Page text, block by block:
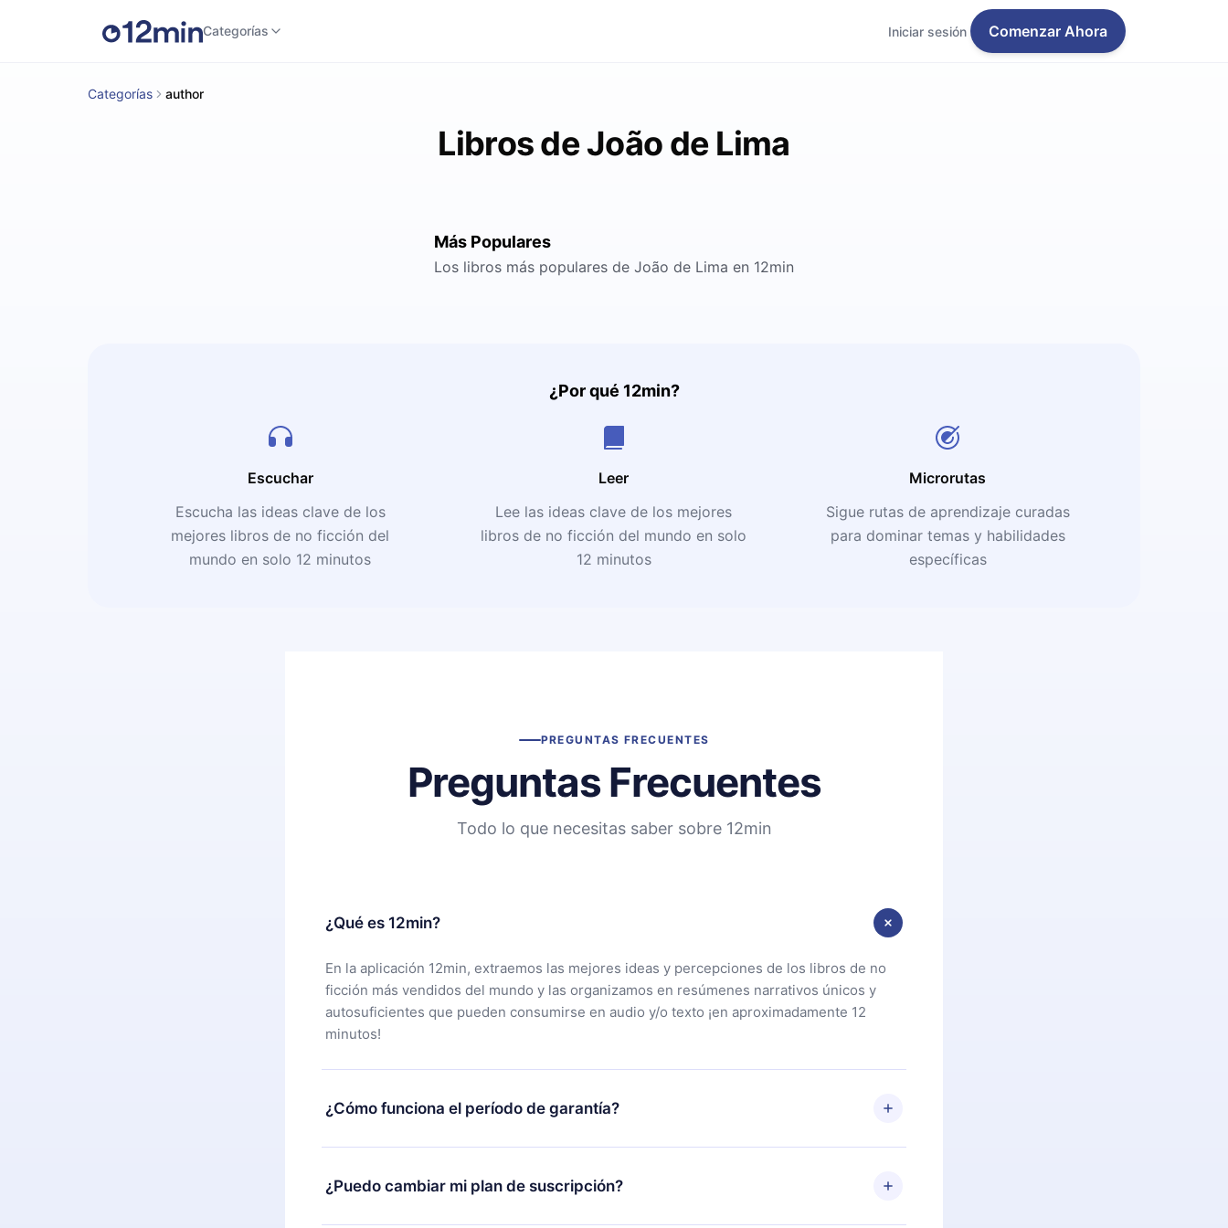
Categorías Iniciar sesión Comenzar Ahora
Categorías author
Libros de João de Lima
Más Populares
Los libros más populares de João de Lima en 12min
¿Por qué 12min?
Escuchar
Escucha las ideas clave de los
mejores libros de no ficción del
mundo en solo 12 minutos
Leer
Lee las ideas clave de los mejores
libros de no ficción del mundo en solo
12 minutos
Microrutas
Sigue rutas de aprendizaje curadas
para dominar temas y habilidades
específicas
PREGUNTAS FRECUENTES
Preguntas Frecuentes
Todo lo que necesitas saber sobre 12min
¿Qué es 12min?
En la aplicación 12min, extraemos las mejores ideas y percepciones de los libros de no
ficción más vendidos del mundo y las organizamos en resúmenes narrativos únicos y
autosuficientes que pueden consumirse en audio y/o texto ¡en aproximadamente 12
minutos!
¿Cómo funciona el período de garantía?
Puedes descargar nuestra aplicación y comenzar a disfrutar de nuestra biblioteca. Si por
alguna razón no estás satisfecho con nuestra plataforma, simplemente contacta a
nuestro equipo de soporte ( contacto@12min.com
¿Puedo cambiar mi plan de suscripción?